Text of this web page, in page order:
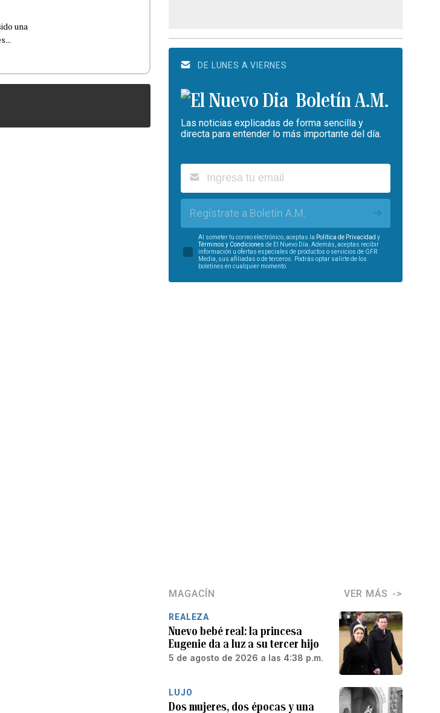
una
DE LUNES A VIERNES
Boletín A.M.
Las noticias explicadas de forma sencilla y
directa para entender lo más importante del día.
Regístrate a Boletín A.M.
Al someter tu correo electrónico, aceptas la Política de Privacidad y
Términos y Condiciones de El Nuevo Día. Además, aceptas recibir
información u ofertas especiales de productos o servicios de GFR
Media, sus afiliadas o de terceros. Podrás optar salirte de los
boletines en cualquier momento.
MAGACÍN VER MÁS
REALEZA
Nuevo bebé real: la princesa
Eugenie da a luz a su tercer hijo
5 de agosto de 2026 a las 4:38 p.m.
LUJO
Dos mujeres, dos épocas y una